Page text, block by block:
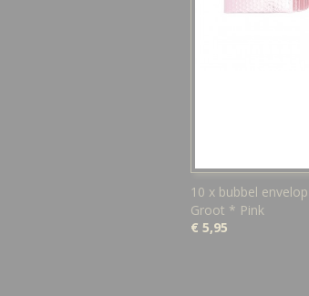
10 x bubbel envelop
Groot * Pink
€ 5,95